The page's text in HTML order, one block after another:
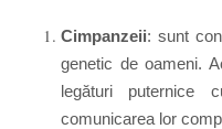
Cimpanzeii: sunt
genetic de oameni.
legături puternice
comunicarea lor